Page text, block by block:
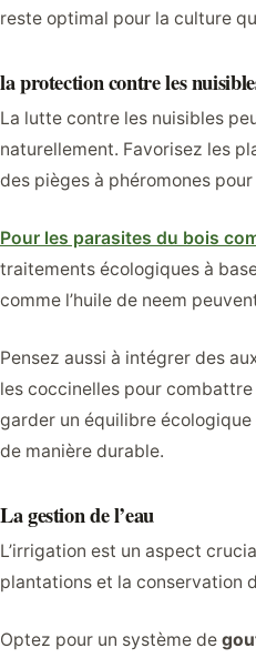
reste optimal pour la culture
la protection contre les
La lutte contre les nuisibles
naturellement. Favorisez les
des pièges à phéromones
Pour les parasites du bois
traitements écologiques à
comme l’huile de neem
Pensez aussi à intégrer des
les coccinelles pour
garder un équilibre
de manière durable.
La gestion de l’eau
L’irrigation est un aspect
plantations et la conservation
Optez pour un système de